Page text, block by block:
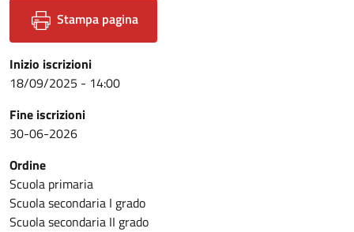
Stampa pagina
Inizio iscrizioni
18/09/2025 - 14:00
Fine iscrizioni
30-06-2026
Ordine
Scuola primaria
Scuola secondaria I grado
Scuola secondaria II grado